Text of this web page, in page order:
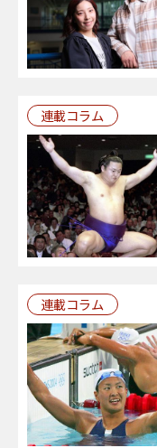
連載コラム
連載コラム